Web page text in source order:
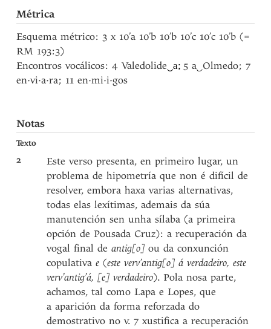
Métrica
Esquema métrico: 3 x 10’a 10’b 10’b 10’c 10’c 10’b (=
RM 193:3)
Encontros vocálicos: 4 Valedolide ‿a; 5 a Olmedo; 7
en·vi·a·ra; 11 en·mi·i·gos
Notas
Texto
2
Este verso presenta, en primeiro lugar, un
problema de hipometría que non é difícil de
resolver, embora haxa varias alternativas,
todas elas lexítimas, ademais da súa
manutención sen unha sílaba (a primeira
opción de Pousada Cruz): a recuperación da
vogal final deantig[o]ou da conxunción
copulativae (este verv’antig[o] á verdadeiro, este
verv’antig’á, [e] verdadeiro). Pola nosa parte,
achamos, tal como Lapa e Lopes, que
a aparición da forma reforzada do
demostrativo no v. 7 xustifica a recuperación